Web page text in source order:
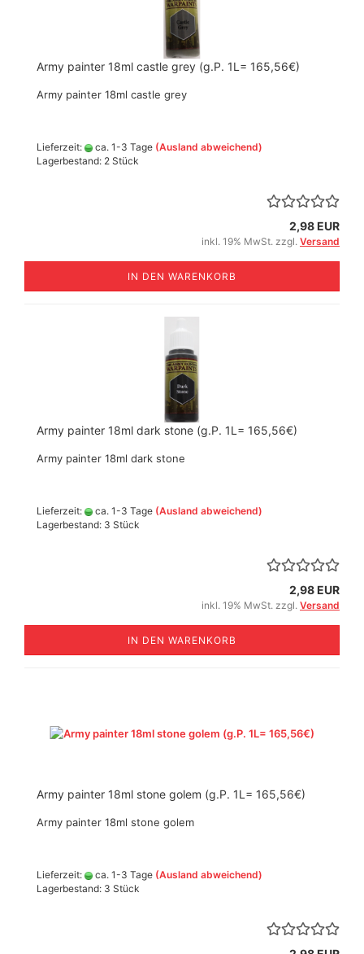
Army painter 18ml castle grey (g.P. 1L= 165,56€)
Army painter 18ml castle grey
Lieferzeit: ca. 1-3 Tage (Ausland abweichend)
Lagerbestand: 2 Stück
2,98 EUR
inkl. 19% MwSt. zzgl. Versand
IN DEN WARENKORB
Army painter 18ml dark stone (g.P. 1L= 165,56€)
Army painter 18ml dark stone
Lieferzeit: ca. 1-3 Tage (Ausland abweichend)
Lagerbestand: 3 Stück
2,98 EUR
inkl. 19% MwSt. zzgl. Versand
IN DEN WARENKORB
Army painter 18ml stone golem (g.P. 1L= 165,56€)
Army painter 18ml stone golem
Lieferzeit: ca. 1-3 Tage (Ausland abweichend)
Lagerbestand: 3 Stück